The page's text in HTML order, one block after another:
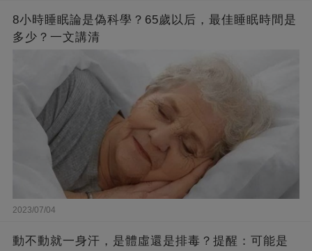
8小時睡眠論是偽科學？65歲以后，最佳睡眠時間是
多少？一文講清
2023/07/04
動不動就一身汗，是體虛還是排毒？提醒：可能是